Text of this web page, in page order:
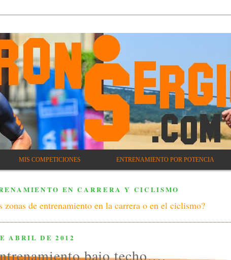
MIS COMPETICIONES ENTRENAMIENTO POR POTENCIA
EN CARRERA Y CICLISMO
zonas de entrenamiento en la carrera o en el ciclismo?
ABRIL DE 2012
bajo techo….